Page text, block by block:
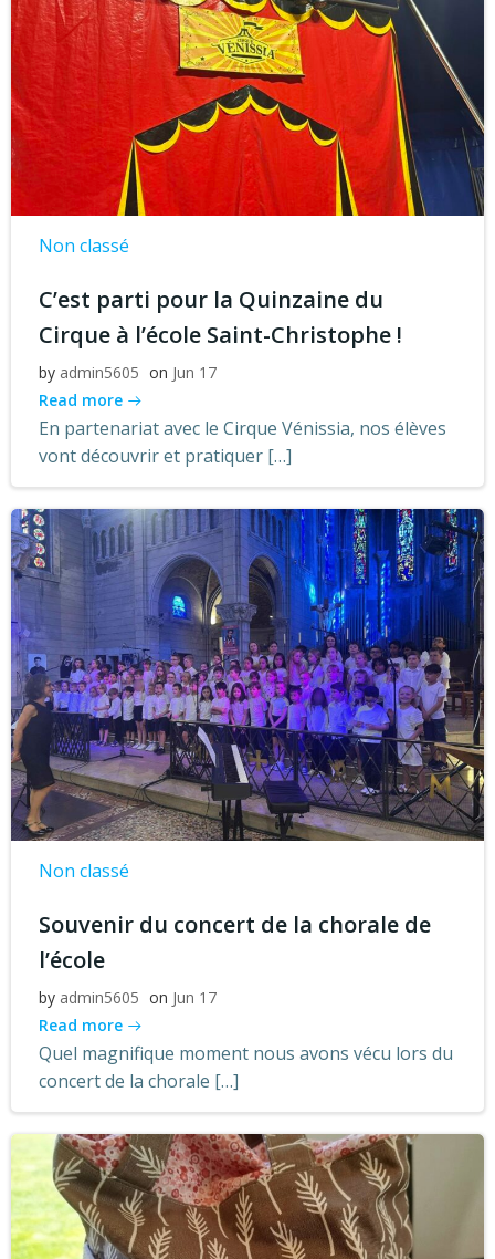
Non classé
C’est parti pour la Quinzaine du
Cirque à l’école Saint-Christophe !
by admin5605 on Jun 17
Read more
En partenariat avec le Cirque Vénissia, nos élèves
vont découvrir et pratiquer […]
Non classé
Souvenir du concert de la chorale de
l’école
by admin5605 on Jun 17
Read more
Quel magnifique moment nous avons vécu lors du
concert de la chorale […]